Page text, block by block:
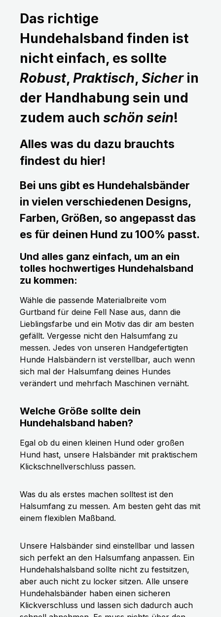
Das richtige
Hundehalsband finden ist
nicht einfach, es sollte
Robust, Praktisch, Sicherin
der Handhabung sein und
zudem auch schön sein!
Alles was du dazu brauchts
findest du hier!
Bei uns gibt es Hundehalsbänder
in vielen verschiedenen Designs,
Farben, Größen, so angepasst das
es für deinen Hund zu 100% passt.
Und alles ganz einfach, um an ein
tolles hochwertiges Hundehalsband
zu kommen:
Wähle die passende Materialbreite vom
Gurtband für deine Fell Nase aus, dann die
Lieblingsfarbe und ein Motiv das dir am besten
gefällt. Vergesse nicht den Halsumfang zu
messen. Jedes von unseren Handgefertigten
Hunde Halsbändern ist verstellbar, auch wenn
sich mal der Halsumfang deines Hundes
verändert und mehrfach Maschinen vernäht.
Welche Größe sollte dein
Hundehalsband haben?
Egal ob du einen kleinen Hund oder großen
Hund hast, unsere Halsbänder mit praktischem
Klickschnellverschluss passen.
Was du als erstes machen solltest ist den
Halsumfang zu messen. Am besten geht das mit
einem flexiblen Maßband.
Unsere Halsbänder sind einstellbar und lassen
sich perfekt an den Halsumfang anpassen. Ein
Hundehalshalsband sollte nicht zu festsitzen,
aber auch nicht zu locker sitzen. Alle unsere
Hundehalsbänder haben einen sicheren
Klickverschluss und lassen sich dadurch auch